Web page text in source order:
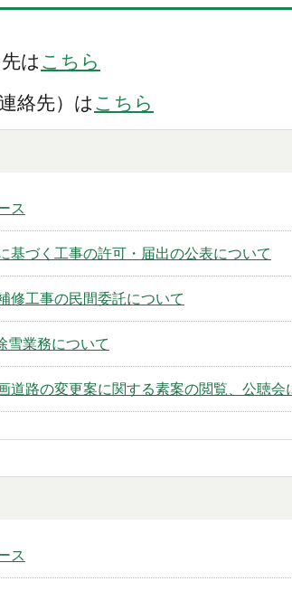
は こちら
絡先）は こちら
ス
基づく工事の許可・届出の公表について
修工事の民間委託について
雪業務について
道路の変更案に関する素案の閲覧、公聴会
ス